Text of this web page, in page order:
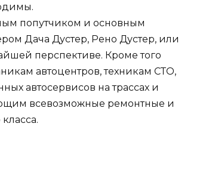
попутчиком и основным
Дача Дустер, Рено Дустер, или
перспективе. Кроме того
автоцентров, техникам СТО,
автосервисов на трассах и
всевозможные ремонтные и